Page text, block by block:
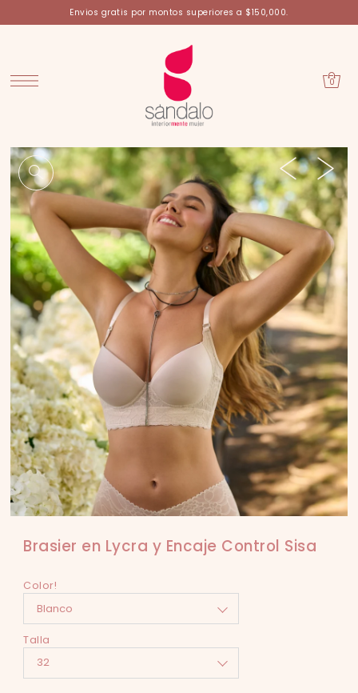
Envios gratis por montos superiores a $150,000.
0
Brasier en Lycra y Encaje Control Sisa
Color!
Talla